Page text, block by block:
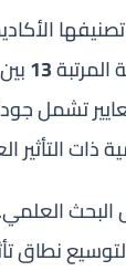
المرتبة13
تشمل
لتوسيع